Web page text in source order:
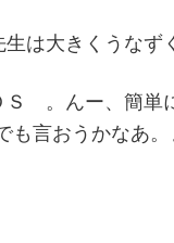
は大きくうなず
。んー、簡単
も言おうかなあ